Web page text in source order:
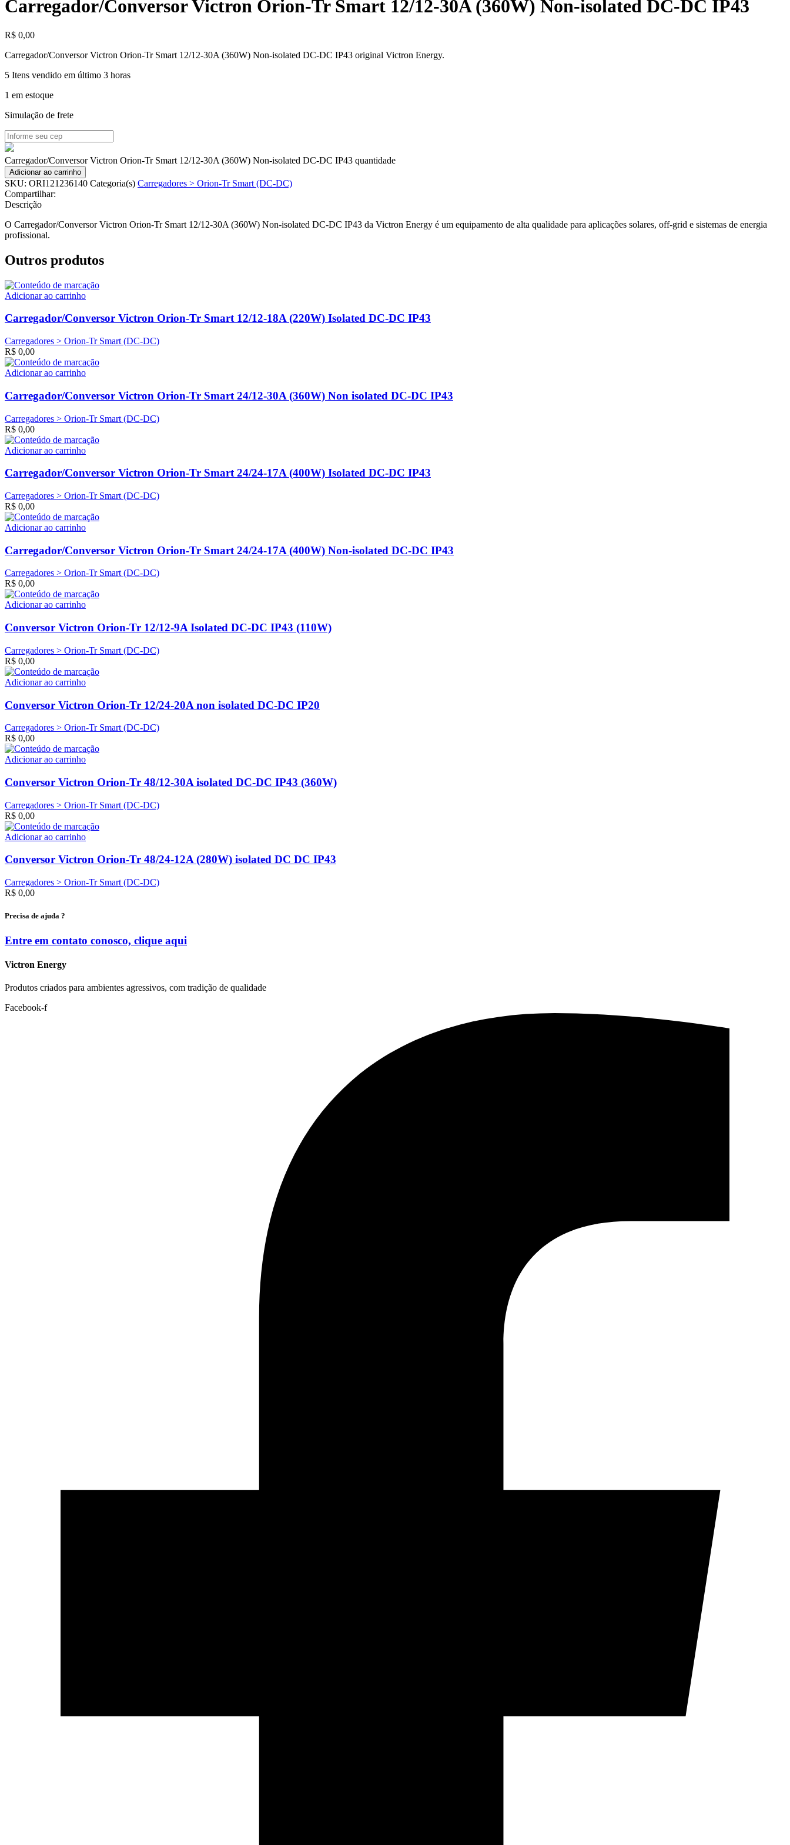
Carregador/Conversor Victron Orion-Tr Smart 12/12-30A (360W) Non-isolated DC-DC IP43
R$ 0,00
Carregador/Conversor Victron Orion-Tr Smart 12/12-30A (360W) Non-isolated DC-DC IP43 original Victron Energy.
5 Itens vendido em último 3 horas
1 em estoque
Simulação de frete
Carregador/Conversor Victron Orion-Tr Smart 12/12-30A (360W) Non-isolated DC-DC IP43 quantidade
Adicionar ao carrinho
SKU: ORI121236140 Categoria(s) Carregadores > Orion-Tr Smart (DC-DC)
Compartilhar:
Descrição
O Carregador/Conversor Victron Orion-Tr Smart 12/12-30A (360W) Non-isolated DC-DC IP43 da Victron Energy é um equipamento de alta qualidade para aplicações solares, off-grid e sistemas de energia
profissional.
Outros produtos
Adicionar ao carrinho
Carregador/Conversor Victron Orion-Tr Smart 12/12-18A (220W) Isolated DC-DC IP43
Carregadores > Orion-Tr Smart (DC-DC)
R$ 0,00
Adicionar ao carrinho
Carregador/Conversor Victron Orion-Tr Smart 24/12-30A (360W) Non isolated DC-DC IP43
Carregadores > Orion-Tr Smart (DC-DC)
R$ 0,00
Adicionar ao carrinho
Carregador/Conversor Victron Orion-Tr Smart 24/24-17A (400W) Isolated DC-DC IP43
Carregadores > Orion-Tr Smart (DC-DC)
R$ 0,00
Adicionar ao carrinho
Carregador/Conversor Victron Orion-Tr Smart 24/24-17A (400W) Non-isolated DC-DC IP43
Carregadores > Orion-Tr Smart (DC-DC)
R$ 0,00
Adicionar ao carrinho
Conversor Victron Orion-Tr 12/12-9A Isolated DC-DC IP43 (110W)
Carregadores > Orion-Tr Smart (DC-DC)
R$ 0,00
Adicionar ao carrinho
Conversor Victron Orion-Tr 12/24-20A non isolated DC-DC IP20
Carregadores > Orion-Tr Smart (DC-DC)
R$ 0,00
Adicionar ao carrinho
Conversor Victron Orion-Tr 48/12-30A isolated DC-DC IP43 (360W)
Carregadores > Orion-Tr Smart (DC-DC)
R$ 0,00
Adicionar ao carrinho
Conversor Victron Orion-Tr 48/24-12A (280W) isolated DC DC IP43
Carregadores > Orion-Tr Smart (DC-DC)
R$ 0,00
Precisa de ajuda ?
Entre em contato conosco, clique aqui
Victron Energy
Produtos criados para ambientes agressivos, com tradição de qualidade
Facebook-f